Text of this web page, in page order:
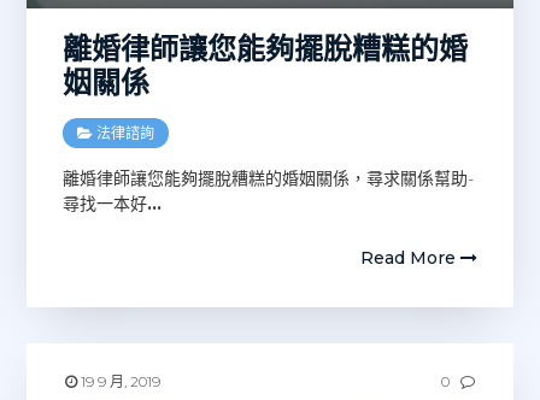
離婚律師讓您能夠擺脫糟糕的婚
姻關係
法律諮詢
離婚律師讓您能夠擺脫糟糕的婚姻關係，尋求關係幫助-
尋找一本好…
Read More
19 9 月, 2019 0